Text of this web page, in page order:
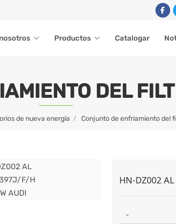
Productos Catalogar
DEL
de nueva energía Conjunto de enfriamiento del
HN-DZ002
-